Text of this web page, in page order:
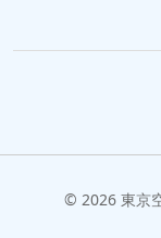
© 2026 東京